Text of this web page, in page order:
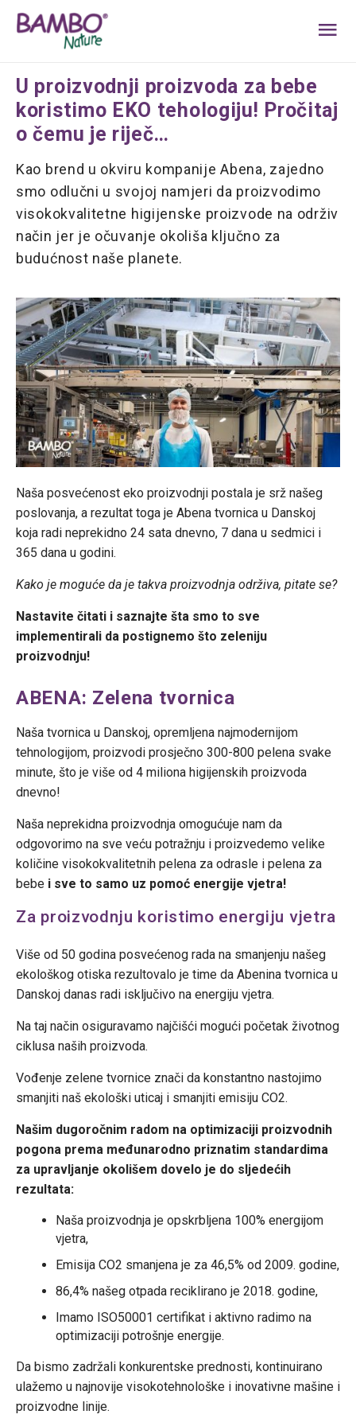
U proizvodnji proizvoda za bebe
koristimo EKO tehologiju! Pročitaj
o čemu je riječ…
Kao brend u okviru kompanije Abena, zajedno
smo odlučni u svojoj namjeri da proizvodimo
visokokvalitetne higijenske proizvode na održiv
način jer je očuvanje okoliša ključno za
budućnost naše planete.
Naša posvećenost eko proizvodnji postala je srž našeg
poslovanja, a rezultat toga je Abena tvornica u Danskoj
koja radi neprekidno 24 sata dnevno, 7 dana u sedmici i
365 dana u godini.
Kako je moguće da je takva proizvodnja održiva, pitate se?
Nastavite čitati i saznajte šta smo to sve
implementirali da postignemo što zeleniju
proizvodnju!
ABENA: Zelena tvornica
Naša tvornica u Danskoj, opremljena najmodernijom
tehnologijom, proizvodi prosječno 300-800 pelena svake
minute, što je više od 4 miliona higijenskih proizvoda
dnevno!
Naša neprekidna proizvodnja omogućuje nam da
odgovorimo na sve veću potražnju i proizvedemo velike
količine visokokvalitetnih pelena za odrasle i pelena za
bebe i sve to samo uz pomoć energije vjetra!
Za proizvodnju koristimo energiju vjetra
Više od 50 godina posvećenog rada na smanjenju našeg
ekološkog otiska rezultovalo je time da Abenina tvornica u
Danskoj danas radi isključivo na energiju vjetra.
Na taj način osiguravamo najčišći mogući početak životnog
ciklusa naših proizvoda.
Vođenje zelene tvornice znači da konstantno nastojimo
smanjiti naš ekološki uticaj i smanjiti emisiju CO2.
Našim dugoročnim radom na optimizaciji proizvodnih
pogona prema međunarodno priznatim standardima
za upravljanje okolišem dovelo je do sljedećih
rezultata:
Naša proizvodnja je opskrbljena 100% energijom
vjetra,
Emisija CO2 smanjena je za 46,5% od 2009. godine,
86,4% našeg otpada reciklirano je 2018. godine,
Imamo ISO50001 certifikat i aktivno radimo na
optimizaciji potrošnje energije.
Da bismo zadržali konkurentske prednosti, kontinuirano
ulažemo u najnovije visokotehnološke i inovativne mašine i
proizvodne linije.